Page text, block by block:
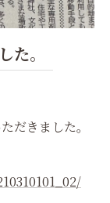
た。
だきました。